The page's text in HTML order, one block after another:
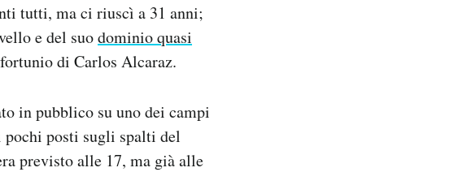
tutti, ma ci riuscì a 31 anni;
e del suodominio quasi
di Carlos Alcaraz.
in pubblico su uno dei campi
pochi posti sugli spalti del
previsto alle 17, ma già alle